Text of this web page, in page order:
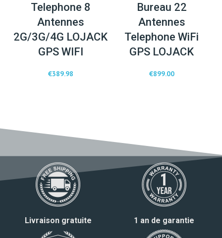
Telephone 8
Antennes
2G/3G/4G LOJACK
GPS WIFI
€389.98
Bureau 22
Antennes
Telephone WiFi
GPS LOJACK
€899.00
Livraison gratuite 1 an de garantie